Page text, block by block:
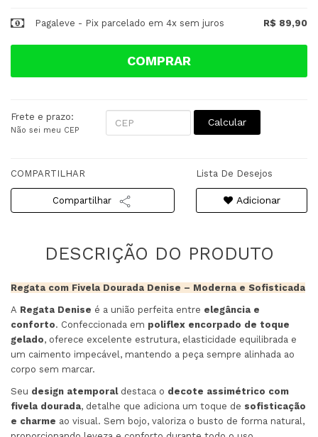
Pagaleve - Pix parcelado em 4x sem juros R$ 89,90
COMPRAR
Frete e prazo:
Não sei meu CEP
Calcular
COMPARTILHAR
Compartilhar
Lista De Desejos
Adicionar
Regata com Fivela Dourada Denise – Moderna e Sofisticada
A Regata Denise é a união perfeita entre elegância e
conforto. Confeccionada em poliflex encorpado de toque
gelado, oferece excelente estrutura, elasticidade equilibrada e
um caimento impecável, mantendo a peça sempre alinhada ao
corpo sem marcar.
Seu design atemporaldestaca o decote assimétrico com
fivela dourada, detalhe que adiciona um toque de sofisticação
e charme ao visual. Sem bojo, valoriza o busto de forma natural,